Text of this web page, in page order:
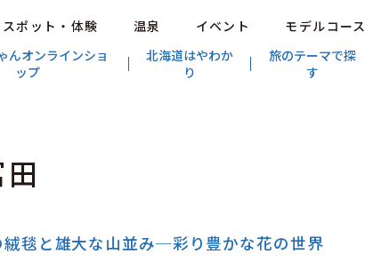
スポット・体験 温泉 イベント モデルコース
んオンラインショ
ップ
北海道はやわか
り
旅のテーマで探
す
絨毯と雄大な山並み─彩り豊かな花の世界